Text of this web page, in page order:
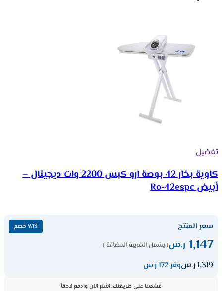
تفضيل
كاوية بخار 42 بوصة ارو كبس 2200 وات ديجيتال –
أبيض Ro-42espc
سعر المنتج ٪13 خصم
1,147 ر.س( يشمل الضريبة المضافة )
1,319ر.سوفر 172 ر.س
قسّمها على طريقتك، اشترِ الآن وادفع لاحقاً